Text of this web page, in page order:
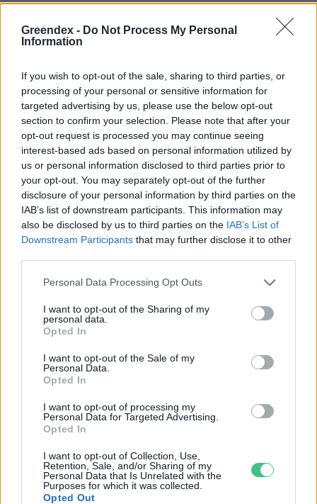
Greendex - Do Not Process My Personal
Information
If you wish to opt-out of the sale, sharing to third parties, or
processing of your personal or sensitive information for
targeted advertising by us, please use the below opt-out
section to confirm your selection. Please note that after your
opt-out request is processed you may continue seeing
interest-based ads based on personal information utilized by
us or personal information disclosed to third parties prior to
your opt-out. You may separately opt-out of the further
disclosure of your personal information by third parties on the
IAB’s list of downstream participants. This information may
also be disclosed by us to third parties on the IAB’s List of
Downstream Participants that may further disclose it to other
Personal Data Processing Opt Outs
I want to opt-out of the Sharing of my
personal data.
Opted In
I want to opt-out of the Sale of my
Personal Data.
Opted In
I want to opt-out of processing my
Personal Data for Targeted Advertising.
Opted In
I want to opt-out of Collection, Use,
Retention, Sale, and/or Sharing of my
Personal Data that Is Unrelated with the
Purposes for which it was collected.
Opted Out
Nem csak növényrajongóknak!
érdemes meglátogatni
ÉLŐ BOLYGÓNK Granát-Galló Tímea 5 perc
is. A jó idő beköszöntével érdemes minél többet felkeresni.